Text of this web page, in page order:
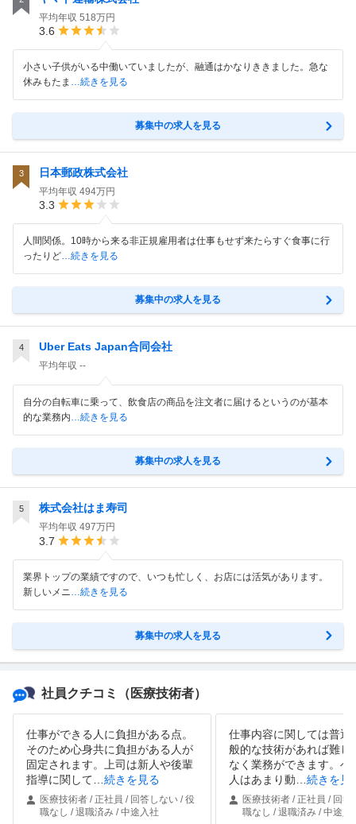
平均年収 518万円
3.6
小さい子供がいる中働いていましたが、融通はかなりききました。急な
休みもたま …続きを見る
募集中の求人を見る
3 日本郵政株式会社
平均年収 494万円
3.3
人間関係。10時から来る非正規雇用者は仕事もせず来たらすぐ食事に行
ったりど…続きを見る
募集中の求人を見る
4 Uber Eats Japan合同会社
平均年収 --
自分の自転車に乗って、飲食店の商品を注文者に届けるというのが基本
的な業務内…続きを見る
募集中の求人を見る
5 株式会社はま寿司
平均年収 497万円
3.7
業界トップの業績ですので、いつも忙しく、お店には活気があります。
新しいメニ
…続きを見る
募集中の求人を見る
社員クチコミ （医療技術者）
仕事ができる人に負担がある点。
そのため心身共に負担がある人が
固定されます。上司は新人や後輩
指導に関して
続きを見る
医療技術者 / 正社員 / 回答しない / 役
職なし / 退職済み / 中途入社
仕事内容に関しては普通
般的な技術があれば難し
なく業務ができます。ベ
人はあまり動
続きを見
医療技術者 / 正社員 / 回答
職なし / 退職済み / 中途入